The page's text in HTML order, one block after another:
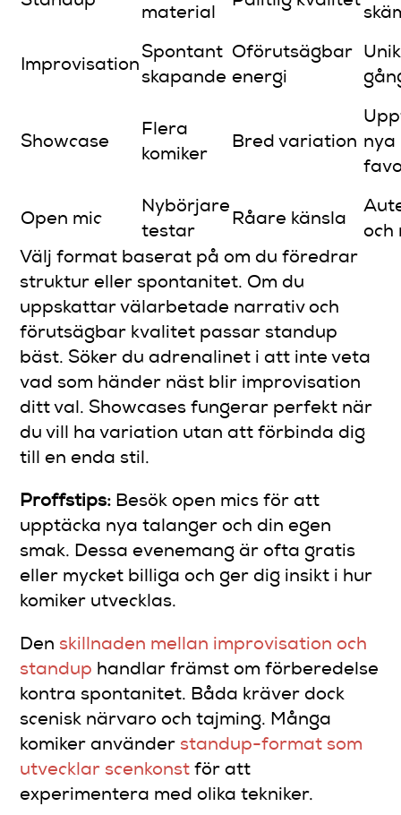
material
Improvisation
Spontant
skapande
Oförutsägbar
energi
Showcase
Flera
komiker
Bred variation nya
Open mic
Nybörjare
testar
Råare känsla
och
Välj format baserat på om du föredrar
struktur eller spontanitet. Om du
uppskattar välarbetade narrativ och
förutsägbar kvalitet passar standup
bäst. Söker du adrenalinet i att inte veta
vad som händer näst blir improvisation
ditt val. Showcases fungerar perfekt när
du vill ha variation utan att förbinda dig
till en enda stil.
Proffstips: Besök open mics för att
upptäcka nya talanger och din egen
smak. Dessa evenemang är ofta gratis
eller mycket billiga och ger dig insikt i hur
komiker utvecklas.
Den skillnaden mellan improvisation och
standup handlar främst om förberedelse
kontra spontanitet. Båda kräver dock
scenisk närvaro och tajming. Många
komiker använder standup-format som
utvecklar scenkonst för att
experimentera med olika tekniker.